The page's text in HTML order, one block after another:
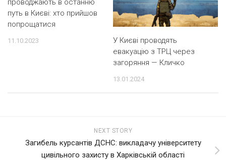
проводжають в останню
путь в Києві: хто прийшов
попрощатися
11.10.2023
У Києві проводять
евакуацію з ТРЦ через
загоряння — Кличко
13.01.2024
NEXT STORY
Загибель курсантів ДСНС: викладачу університету
цивільного захисту в Харківській області